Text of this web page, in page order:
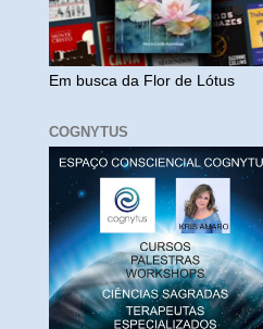
Em busca da Flor de Lótus
COGNYTUS